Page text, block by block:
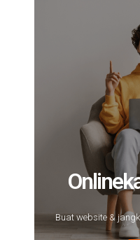
Buat website &